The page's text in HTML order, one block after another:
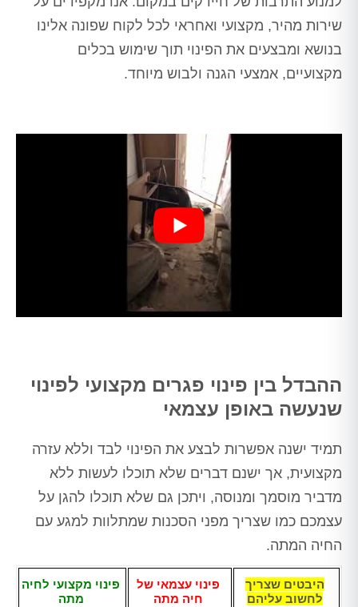
שירות מהיר, מקצועי ואחראי לכל לקוח שפונה אלינו
בנושא ומבצעים את הפינוי תוך שימוש בכלים
מקצועיים, אמצעי הגנה ולבוש מיוחד.
ההבדל בין פינוי פגרים מקצועי לפינוי
שנעשה באופן עצמאי
תמיד ישנה אפשרות לבצע את הפינוי לבד וללא עזרה
מקצועית, אך ישנם דברים שלא תוכלו לעשות ללא
מדביר מוסמך ומנוסה, ויתכן גם שלא תוכלו להגן על
עצמכם כמו שצריך מפני הסכנות שמתלוות למגע עם
החיה המתה.
היבטים שצריך
לחשוב עליהם
פינוי עצמאי של
חיה מתה
פינוי מקצועי לחיה
מתה